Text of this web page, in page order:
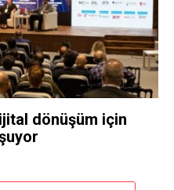
dönüşüm için